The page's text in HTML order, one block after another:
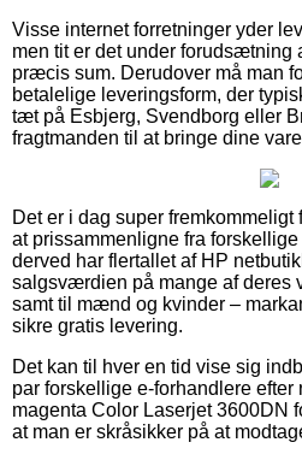
Visse internet forretninger yder
men tit er det under forudsætning
præcis sum. Derudover må man
betalelige leveringsform, der
tæt på Esbjerg, Svendborg eller
fragtmanden til at bringe dine
Det er i dag super
at prissammenligne fra
derved har flertallet af HP
salgsværdien på mange af deres
samt til mænd og kvinder –
sikre gratis levering.
Det kan til hver en tid vise sig
par forskellige e-forhandlere efter
magenta Color Laserjet 3600DN
at man er skråsikker på at